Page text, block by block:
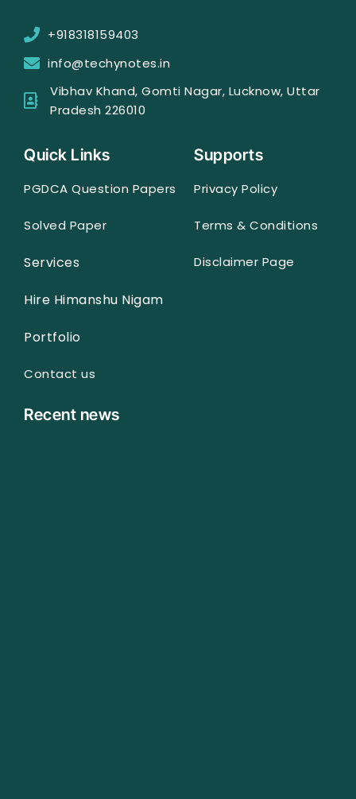
+918318159403
info@techynotes.in
Vibhav Khand, Gomti Nagar, Lucknow, Uttar
Pradesh 226010
Quick Links
PGDCA Question Papers
Solved Paper
Services
Hire Himanshu Nigam
Portfolio
Contact us
Supports
Privacy Policy
Terms & Conditions
Disclaimer Page
Recent news